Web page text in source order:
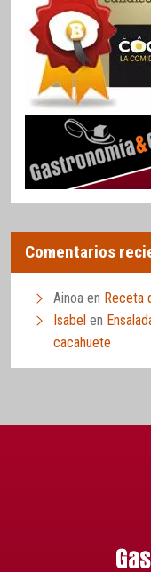
Comentarios
Ainoa en Receta
Isabel en
cacahuete